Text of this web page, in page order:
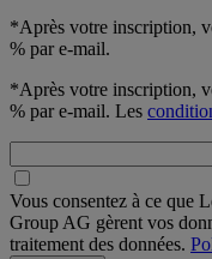
*Après votre inscription,
% par e-mail.
*Après votre inscription,
% par e-mail. Les
Vous consentez à ce que
Group AG gèrent vos
traitement des données.